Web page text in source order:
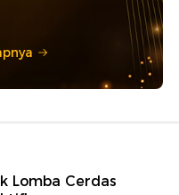
Lomba Cerdas